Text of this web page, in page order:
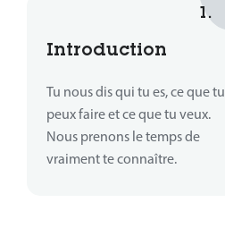
1.
Introduction
Tu nous dis qui tu es, ce que tu
peux faire et ce que tu veux.
Nous prenons le temps de
vraiment te connaître.